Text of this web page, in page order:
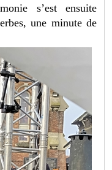
s’est ensuite
une minute de